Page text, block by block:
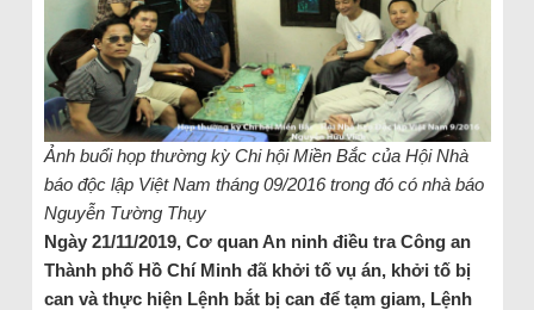
Ảnh buổi họp thường kỳ Chi hội Miền Bắc của Hội Nhà
báo độc lập Việt Nam tháng 09/2016 trong đó có nhà báo
Nguyễn Tường Thụy
Ngày 21/11/2019, Cơ quan An ninh điều tra Công an
Thành phố Hồ Chí Minh đã khởi tố vụ án, khởi tố bị
can và thực hiện Lệnh bắt bị can để tạm giam, Lệnh